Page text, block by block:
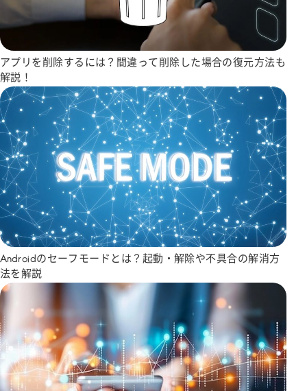
アプリを削除するには？間違って削除した場合の復元方法も
解説！
Androidのセーフモードとは？起動・解除や不具合の解消方
法を解説